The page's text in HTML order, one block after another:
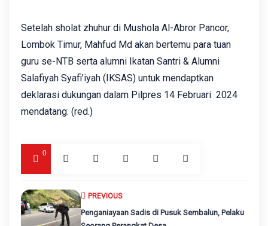
Setelah sholat zhuhur di Mushola Al-Abror Pancor,
Lombok Timur, Mahfud Md akan bertemu para tuan
guru se-NTB serta alumni Ikatan Santri & Alumni
Salafiyah Syafi’iyah (IKSAS) untuk mendaptkan
deklarasi dukungan dalam Pilpres 14 Februari 2024
mendatang. (red.)
0
PREVIOUS
Penganiayaan Sadis di Pusuk Sembalun, Pelaku